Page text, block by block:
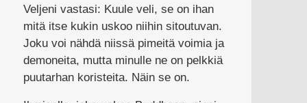
Veljeni vastasi: Kuule veli, se on ihan
mitä itse kukin uskoo niihin sitoutuvan.
Joku voi nähdä niissä pimeitä voimia ja
demoneita, mutta minulle ne on pelkkiä
puutarhan koristeita. Näin se on.